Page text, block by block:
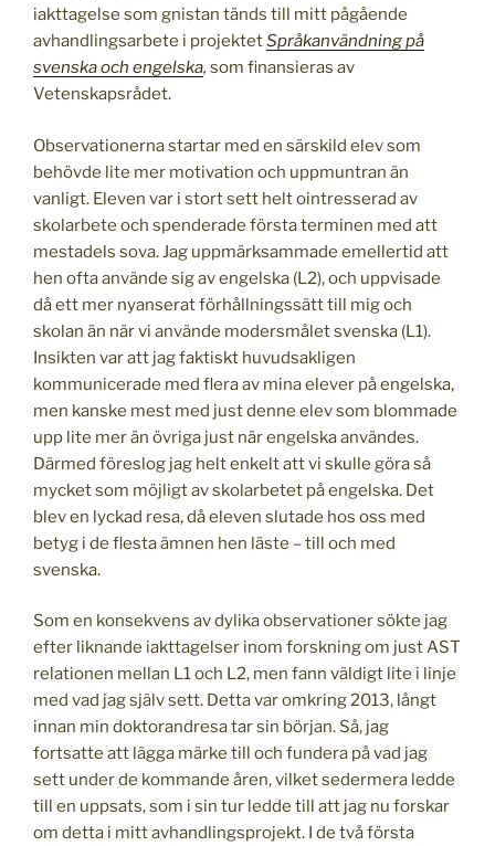
iakttagelse som gnistan tänds till mitt pågående
avhandlingsarbete i projektetSpråkanvändning på
svenska och engelska, som finansieras av
Vetenskapsrådet.
Observationerna startar med en särskild elev som
behövde lite mer motivation och uppmuntran än
vanligt. Eleven var i stort sett helt ointresserad av
skolarbete och spenderade första terminen med att
mestadels sova. Jag uppmärksammade emellertid att
hen ofta använde sig av engelska (L2), och uppvisade
då ett mer nyanserat förhållningssätt till mig och
skolan än när vi använde modersmålet svenska (L1).
Insikten var att jag faktiskt huvudsakligen
kommunicerade med flera av mina elever på engelska,
men kanske mest med just denne elev som blommade
upp lite mer än övriga just när engelska användes.
Därmed föreslog jag helt enkelt att vi skulle göra så
mycket som möjligt av skolarbetet på engelska. Det
blev en lyckad resa, då eleven slutade hos oss med
betyg i de flesta ämnen hen läste – till och med
svenska.
Som en konsekvens av dylika observationer sökte jag
efter liknande iakttagelser inom forskning om just AST
relationen mellan L1 och L2, men fann väldigt lite i linje
med vad jag själv sett. Detta var omkring 2013, långt
innan min doktorandresa tar sin början. Så, jag
fortsatte att lägga märke till och fundera på vad jag
sett under de kommande åren, vilket sedermera ledde
till en uppsats, som i sin tur ledde till att jag nu forskar
om detta i mitt avhandlingsprojekt. I de två första